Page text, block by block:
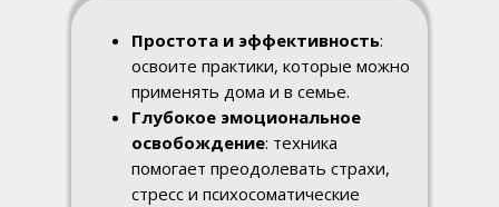
Простота и эффективность:
освоите практики, которые можно
применять дома и в семье.
Глубокое эмоциональное
освобождение: техника
помогает преодолевать страхи,
стресс и психосоматические